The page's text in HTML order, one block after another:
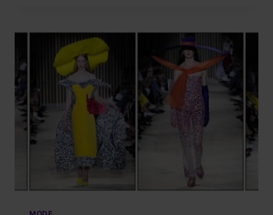
LA
FANTAISIE
MORDANTE.
DU
26
SEPTEMBRE
2019
–
13
JANVIER
2020.